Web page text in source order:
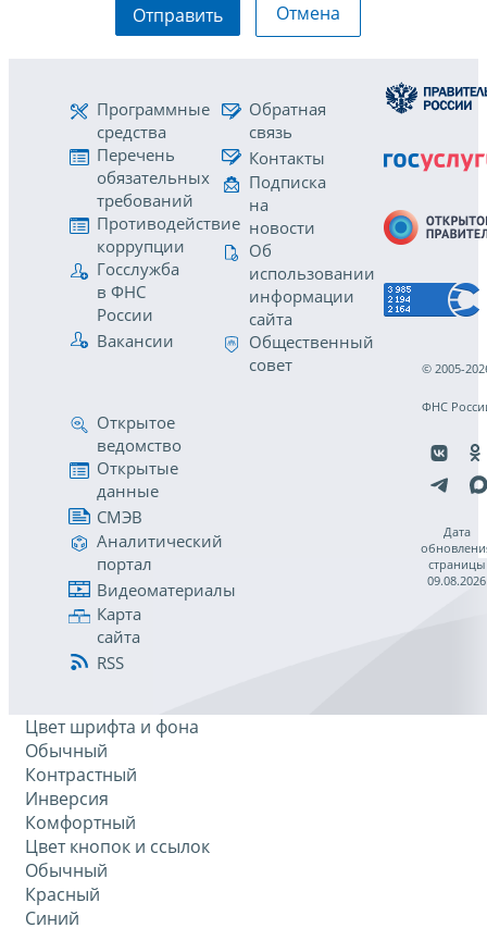
Отправить Отмена
Программные
средства
Перечень
обязательных
требований
Противодействие
коррупции
Госслужба
в ФНС
России
Вакансии
Обратная
связь
Контакты
Подписка
на
новости
Об
использовании
информации
сайта
Общественный
совет
Открытое
ведомство
Открытые
данные
СМЭВ
Аналитический
портал
Видеоматериалы
Карта
сайта
RSS
© 2005-
ФНС
Дата
страницы
09.08.2026
Цвет шрифта и фона
Обычный
Контрастный
Инверсия
Комфортный
Цвет кнопок и ссылок
Обычный
Красный
Синий